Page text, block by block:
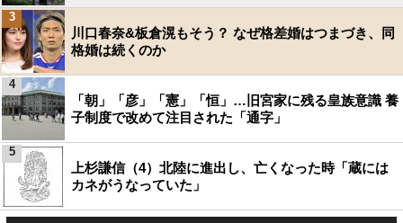
川口春奈&板倉滉もそう？ なぜ格差婚はつまづき、同
格婚は続くのか
3
「朝」「彦」「憲」「恒」…旧宮家に残る皇族意識 養
子制度で改めて注目された「通字」
4
上杉謙信（4）北陸に進出し、亡くなった時「蔵には
カネがうなっていた」
5